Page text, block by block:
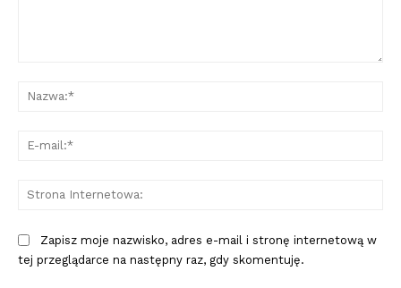
Zapisz moje nazwisko, adres e-mail i stronę internetową w
tej przeglądarce na następny raz, gdy skomentuję.